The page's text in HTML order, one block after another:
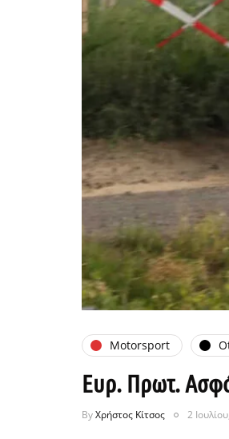
Motorsport
Ευρ. Πρωτ.
ByΧρήστος Κίτσος 2